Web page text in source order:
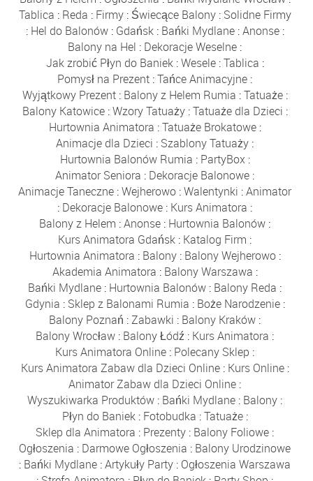
Tablica : Reda : Firmy: Świecące Balony: Solidne Firmy
: Hel do Balonów: Gdańsk: Bańki Mydlane:Anonse:
Balony na Hel : Dekoracje Weselne :
Jak zrobić Płyn do Baniek:Wesele:Tablica :
Pomysł na Prezent :Tańce Animacyjne :
Wyjątkowy Prezent: Balony z Helem Rumia :Tatuaże:
Balony Katowice:Wzory Tatuaży:Tatuaże dla Dzieci :
Hurtownia Animatora :Tatuaże Brokatowe:
Animacje dla Dzieci : Szablony Tatuaży :
Hurtownia Balonów Rumia : PartyBox:
Animator Seniora : Dekoracje Balonowe :
Animacje Taneczne :Wejherowo :Walentynki :Animator
: Dekoracje Balonowe : Kurs Animatora :
Balony z Helem :Anonse : Hurtownia Balonów :
Kurs Animatora Gdańsk : Katalog Firm :
Hurtownia Animatora : Balony: Balony Wejherowo:
Akademia Animatora : Balony Warszawa :
Bańki Mydlane : Hurtownia Balonów : Balony Reda :
Gdynia : Sklep z Balonami Rumia : Boże Narodzenie:
Balony Poznań :Zabawki : Balony Kraków :
Balony Wrocław : Balony Łódź : Kurs Animatora :
Kurs Animatora Online : Polecany Sklep :
Kurs Animatora Zabaw dla Dzieci Online: Kurs Online:
Animator Zabaw dla Dzieci Online :
Wyszukiwarka Produktów : Bańki Mydlane : Balony :
Płyn do Baniek: Fotobudka :Tatuaże:
Sklep dla Animatora : Prezenty : Balony Foliowe :
Ogłoszenia : Darmowe Ogłoszenia : Balony Urodzinowe
: Bańki Mydlane :Artykuły Party : Ogłoszenia Warszawa